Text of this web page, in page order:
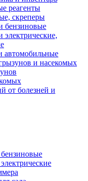
реагенты
скреперы
бензиновые
автомобильные
и насекомых
от болезней и